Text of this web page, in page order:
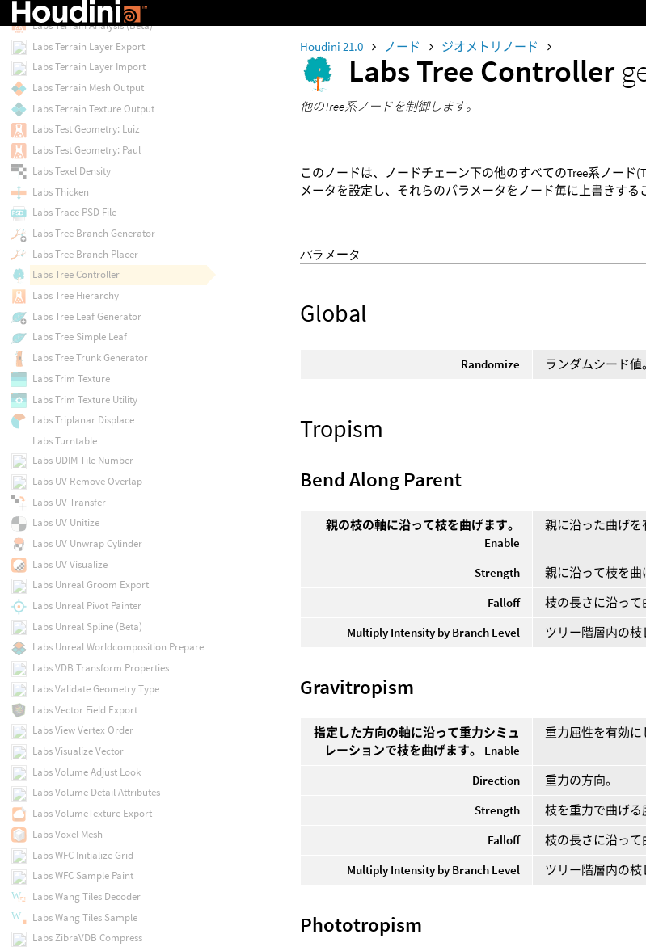
Houdini 21.0 ノード ジオメトリノード
Labs Tree Controller
他のTree系ノードを制御します。
このノードは、ノードチェーン下の他のすべてのTree系ノード
メータを設定し、それらのパラメータをノード毎に上書きする
パラメータ
Global
Randomize ランダムシード値。
Tropism
Bend Along Parent
親の枝の軸に沿って枝を曲げます。
Enable
親に沿った曲げを
Strength
親に沿って枝を曲
Falloff
枝の長さに沿って
Multiply Intensity by Branch Level
ツリー階層内の枝
Gravitropism
指定した方向の軸に沿って重力シミュ
レーションで枝を曲げます。 Enable
重力屈性を有効に
Direction
重力の方向。
Strength
枝を重力で曲げる
Falloff
枝の長さに沿って
Multiply Intensity by Branch Level
ツリー階層内の枝
Phototropism
Labs Symmetrize
Labs Terrain Analysis (Beta)
Labs Terrain Layer Export
Labs Terrain Layer Import
Labs Terrain Mesh Output
Labs Terrain Texture Output
Labs Test Geometry: Luiz
Labs Test Geometry: Paul
Labs Texel Density
Labs Thicken
Labs Trace PSD File
Labs Tree Branch Generator
Labs Tree Branch Placer
Labs Tree Controller
Labs Tree Hierarchy
Labs Tree Leaf Generator
Labs Tree Simple Leaf
Labs Tree Trunk Generator
Labs Trim Texture
Labs Trim Texture Utility
Labs Triplanar Displace
Labs Turntable
Labs UDIM Tile Number
Labs UV Remove Overlap
Labs UV Transfer
Labs UV Unitize
Labs UV Unwrap Cylinder
Labs UV Visualize
Labs Unreal Groom Export
Labs Unreal Pivot Painter
Labs Unreal Spline (Beta)
Labs Unreal Worldcomposition Prepare
Labs VDB Transform Properties
Labs Validate Geometry Type
Labs Vector Field Export
Labs View Vertex Order
Labs Visualize Vector
Labs Volume Adjust Look
Labs Volume Detail Attributes
Labs VolumeTexture Export
Labs Voxel Mesh
Labs WFC Initialize Grid
Labs WFC Sample Paint
Labs Wang Tiles Decoder
Labs Wang Tiles Sample
Labs ZibraVDB Compress